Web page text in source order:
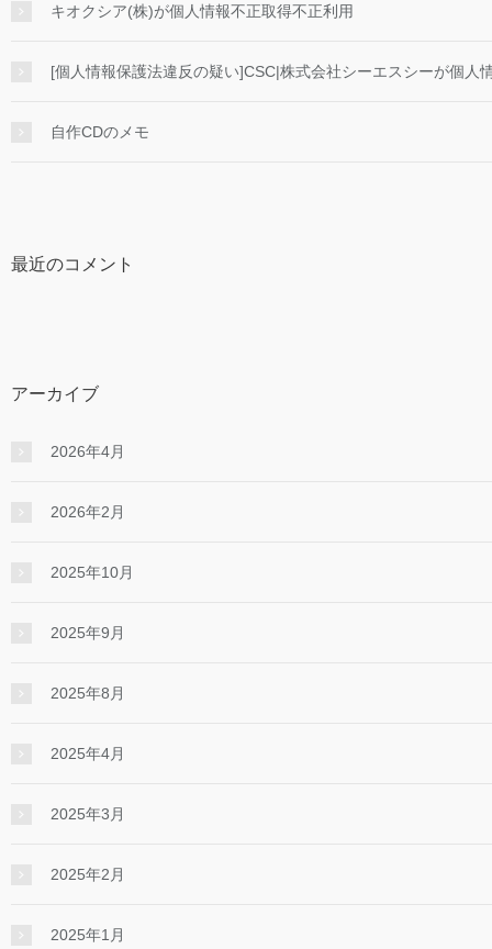
キオクシア(株)が個人情報不正取得不正利用
[個人情報保護法違反の疑い]CSC|株式会社シーエスシーが個人
自作CDのメモ
最近のコメント
アーカイブ
2026年4月
2026年2月
2025年10月
2025年9月
2025年8月
2025年4月
2025年3月
2025年2月
2025年1月